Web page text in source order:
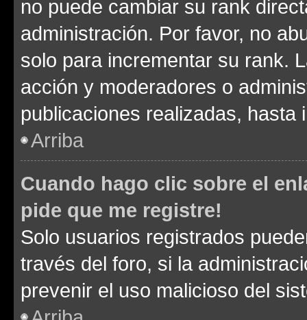
no puede cambiar su rank
administración. Por favor, no
solo para incrementar su rank.
acción y moderadores o
publicaciones realizadas, hasta
Arriba
Cuando hago clic sobre el
pide que me registre!
Solo usuarios registrados
través del foro, si la
prevenir el uso malicioso del